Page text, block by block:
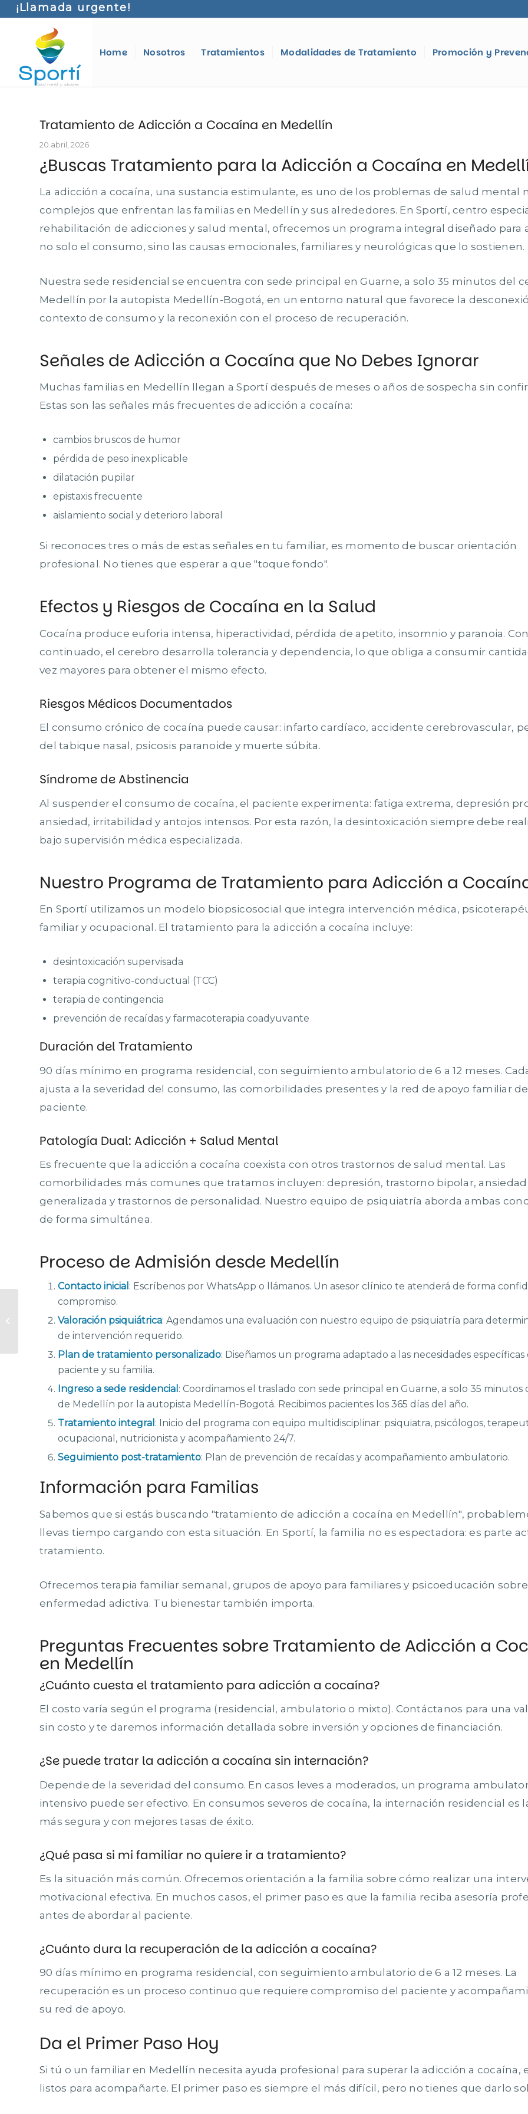
¡Llamada urgente!
Home Nosotros Tratamientos Modalidades de Tratamiento Promoción y
Tratamiento de Adicción a Cocaína en Medellín
20 abril, 2026
¿Buscas Tratamiento para la Adicción a Cocaína en
La adicción a cocaína, una sustancia estimulante, es uno de los problemas de salud mental
complejos que enfrentan las familias en Medellín y sus alrededores. En Sportí, centro
rehabilitación de adicciones y salud mental, ofrecemos un programa integral diseñado para
no solo el consumo, sino las causas emocionales, familiares y neurológicas que lo sostienen.
Nuestra sede residencial se encuentra con sede principal en Guarne, a solo 35 minutos del
Medellín por la autopista Medellín-Bogotá, en un entorno natural que favorece la
contexto de consumo y la reconexión con el proceso de recuperación.
Señales de Adicción a Cocaína que No Debes Ignorar
Muchas familias en Medellín llegan a Sportí después de meses o años de sospecha sin
Estas son las señales más frecuentes de adicción a cocaína:
cambios bruscos de humor
pérdida de peso inexplicable
dilatación pupilar
epistaxis frecuente
aislamiento social y deterioro laboral
Si reconoces tres o más de estas señales en tu familiar, es momento de buscar orientación
profesional. No tienes que esperar a que "toque fondo".
Efectos y Riesgos de Cocaína en la Salud
Cocaína produce euforia intensa, hiperactividad, pérdida de apetito, insomnio y paranoia.
continuado, el cerebro desarrolla tolerancia y dependencia, lo que obliga a consumir
vez mayores para obtener el mismo efecto.
Riesgos Médicos Documentados
El consumo crónico de cocaína puede causar: infarto cardíaco, accidente cerebrovascular,
del tabique nasal, psicosis paranoide y muerte súbita.
Síndrome de Abstinencia
Al suspender el consumo de cocaína, el paciente experimenta: fatiga extrema, depresión
ansiedad, irritabilidad y antojos intensos. Por esta razón, la desintoxicación siempre debe
bajo supervisión médica especializada.
Nuestro Programa de Tratamiento para Adicción a
En Sportí utilizamos un modelo biopsicosocial que integra intervención médica,
familiar y ocupacional. El tratamiento para la adicción a cocaína incluye:
desintoxicación supervisada
terapia cognitivo-conductual (TCC)
terapia de contingencia
prevención de recaídas y farmacoterapia coadyuvante
Duración del Tratamiento
90 días mínimo en programa residencial, con seguimiento ambulatorio de 6 a 12 meses.
ajusta a la severidad del consumo, las comorbilidades presentes y la red de apoyo familiar
paciente.
Patología Dual: Adicción + Salud Mental
Es frecuente que la adicción a cocaína coexista con otros trastornos de salud mental. Las
comorbilidades más comunes que tratamos incluyen: depresión, trastorno bipolar, ansiedad
generalizada y trastornos de personalidad. Nuestro equipo de psiquiatría aborda ambas
de forma simultánea.
Proceso de Admisión desde Medellín
Contacto inicial : Escríbenos por WhatsApp o llámanos. Un asesor clínico te atenderá de forma
compromiso.
Valoración psiquiátrica: Agendamos una evaluación con nuestro equipo de psiquiatría para
de intervención requerido.
Plan de tratamiento personalizado: Diseñamos un programa adaptado a las necesidades específicas
paciente y su familia.
Ingreso a sede residencial : Coordinamos el traslado con sede principal en Guarne, a solo 35
de Medellín por la autopista Medellín-Bogotá. Recibimos pacientes los 365 días del año.
Tratamiento integral : Inicio del programa con equipo multidisciplinar: psiquiatra, psicólogos,
ocupacional, nutricionista y acompañamiento 24/7.
Seguimiento post-tratamiento: Plan de prevención de recaídas y acompañamiento ambulatorio.
Información para Familias
Sabemos que si estás buscando "tratamiento de adicción a cocaína en Medellín",
llevas tiempo cargando con esta situación. En Sportí, la familia no es espectadora: es parte
tratamiento.
Ofrecemos terapia familiar semanal, grupos de apoyo para familiares y psicoeducación sobre
enfermedad adictiva. Tu bienestar también importa.
Preguntas Frecuentes sobre Tratamiento de Adicción a
en Medellín
¿Cuánto cuesta el tratamiento para adicción a cocaína?
El costo varía según el programa (residencial, ambulatorio o mixto). Contáctanos para una
sin costo y te daremos información detallada sobre inversión y opciones de financiación.
¿Se puede tratar la adicción a cocaína sin internación?
Depende de la severidad del consumo. En casos leves a moderados, un programa
intensivo puede ser efectivo. En consumos severos de cocaína, la internación residencial es
más segura y con mejores tasas de éxito.
¿Qué pasa si mi familiar no quiere ir a tratamiento?
Es la situación más común. Ofrecemos orientación a la familia sobre cómo realizar una
motivacional efectiva. En muchos casos, el primer paso es que la familia reciba asesoría
antes de abordar al paciente.
¿Cuánto dura la recuperación de la adicción a cocaína?
90 días mínimo en programa residencial, con seguimiento ambulatorio de 6 a 12 meses. La
recuperación es un proceso continuo que requiere compromiso del paciente y
su red de apoyo.
Da el Primer Paso Hoy
Si tú o un familiar en Medellín necesita ayuda profesional para superar la adicción a cocaína,
listos para acompañarte. El primer paso es siempre el más difícil, pero no tienes que darlo
Cultivar bienestar:
pequeñas pausas